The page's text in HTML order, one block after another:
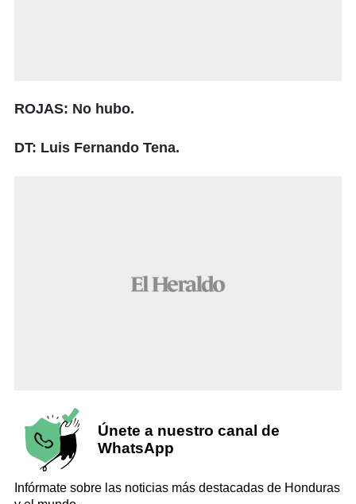
ROJAS: No hubo.
DT: Luis Fernando Tena.
Únete a nuestro canal de
WhatsApp
Infórmate sobre las noticias más destacadas de Honduras